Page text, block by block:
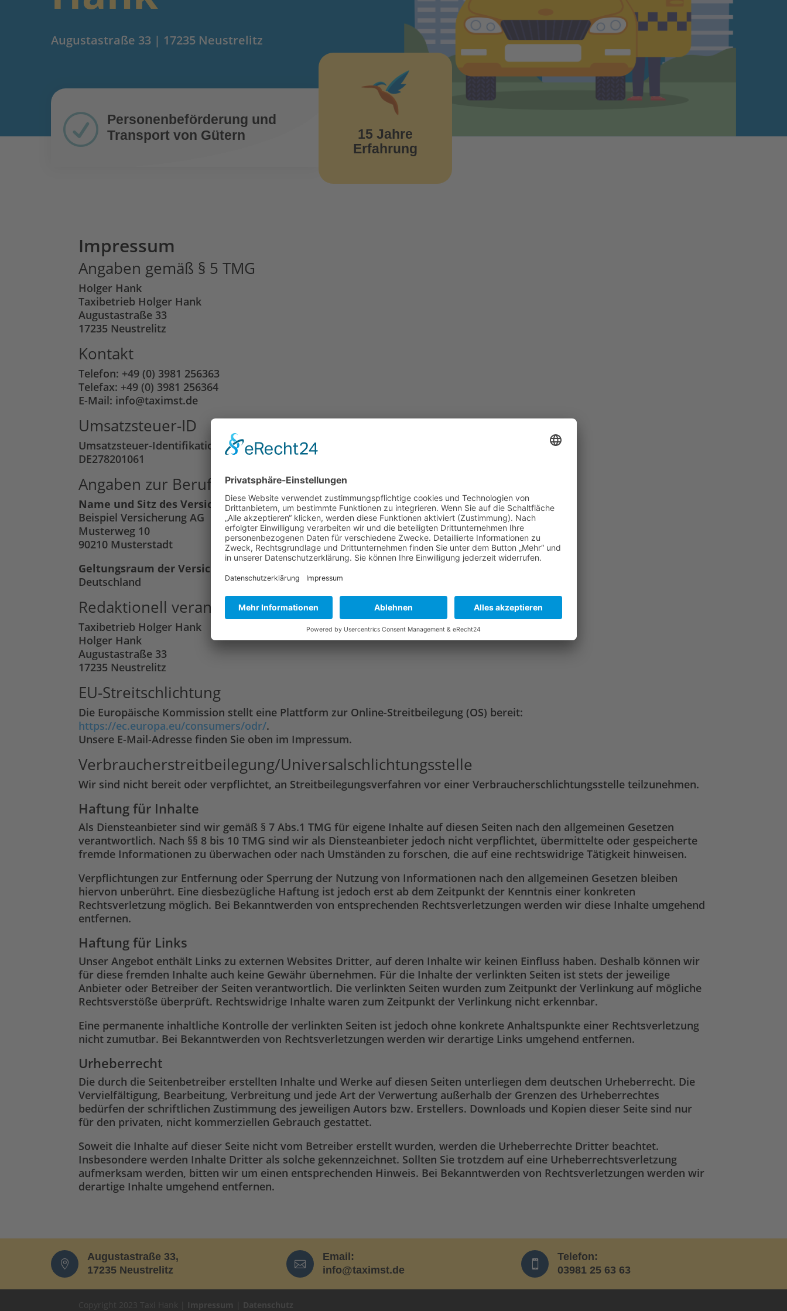
Augustastraße 33 | 17235 Neustrelitz
R
Personenbeförderung und
Transport von Gütern
15 Jahre
Erfahrung
Impressum
Angaben gemäß § 5 TMG
Holger Hank
Taxibetrieb Holger Hank
Augustastraße 33
17235 Neustrelitz
Kontakt
Telefon: +49 (0) 3981 256363
Telefax: +49 (0) 3981 256364
E-Mail: info@taximst.de
Umsatzsteuer-ID
Umsatzsteuer-Identifikationsnummer gemäß § 27 a Umsatzsteuergesetz:
DE278201061
Angaben zur Berufs­haftpflicht­versicherung
Name und Sitz des Versicherers:
Beispiel Versicherung AG
Musterweg 10
90210 Musterstadt
Geltungsraum der Versicherung:
Deutschland
Redaktionell verantwortlich
Taxibetrieb Holger Hank
Holger Hank
Augustastraße 33
17235 Neustrelitz
EU-Streitschlichtung
Die Europäische Kommission stellt eine Plattform zur Online-Streitbeilegung (OS) bereit:
https://ec.europa.eu/consumers/odr/.
Unsere E-Mail-Adresse finden Sie oben im Impressum.
Verbraucher­streit­beilegung/Universal­schlichtungs­stelle
Wir sind nicht bereit oder verpflichtet, an Streitbeilegungsverfahren vor einer Verbraucherschlichtungsstelle teilzunehmen.
Haftung für Inhalte
Als Diensteanbieter sind wir gemäß § 7 Abs.1 TMG für eigene Inhalte auf diesen Seiten nach den allgemeinen Gesetzen
verantwortlich. Nach §§ 8 bis 10 TMG sind wir als Diensteanbieter jedoch nicht verpflichtet, übermittelte oder gespeicherte
fremde Informationen zu überwachen oder nach Umständen zu forschen, die auf eine rechtswidrige Tätigkeit hinweisen.
Verpflichtungen zur Entfernung oder Sperrung der Nutzung von Informationen nach den allgemeinen Gesetzen bleiben
hiervon unberührt. Eine diesbezügliche Haftung ist jedoch erst ab dem Zeitpunkt der Kenntnis einer konkreten
Rechtsverletzung möglich. Bei Bekanntwerden von entsprechenden Rechtsverletzungen werden wir diese Inhalte umgehend
entfernen.
Haftung für Links
Unser Angebot enthält Links zu externen Websites Dritter, auf deren Inhalte wir keinen Einfluss haben. Deshalb können wir
für diese fremden Inhalte auch keine Gewähr übernehmen. Für die Inhalte der verlinkten Seiten ist stets der jeweilige
Anbieter oder Betreiber der Seiten verantwortlich. Die verlinkten Seiten wurden zum Zeitpunkt der Verlinkung auf mögliche
Rechtsverstöße überprüft. Rechtswidrige Inhalte waren zum Zeitpunkt der Verlinkung nicht erkennbar.
Eine permanente inhaltliche Kontrolle der verlinkten Seiten ist jedoch ohne konkrete Anhaltspunkte einer Rechtsverletzung
nicht zumutbar. Bei Bekanntwerden von Rechtsverletzungen werden wir derartige Links umgehend entfernen.
Urheberrecht
Die durch die Seitenbetreiber erstellten Inhalte und Werke auf diesen Seiten unterliegen dem deutschen Urheberrecht. Die
Vervielfältigung, Bearbeitung, Verbreitung und jede Art der Verwertung außerhalb der Grenzen des Urheberrechtes
bedürfen der schriftlichen Zustimmung des jeweiligen Autors bzw. Erstellers. Downloads und Kopien dieser Seite sind nur
für den privaten, nicht kommerziellen Gebrauch gestattet.
Soweit die Inhalte auf dieser Seite nicht vom Betreiber erstellt wurden, werden die Urheberrechte Dritter beachtet.
Insbesondere werden Inhalte Dritter als solche gekennzeichnet. Sollten Sie trotzdem auf eine Urheberrechtsverletzung
aufmerksam werden, bitten wir um einen entsprechenden Hinweis. Bei Bekanntwerden von Rechtsverletzungen werden wir
derartige Inhalte umgehend entfernen.

Augustastraße 33,
17235 Neustrelitz

Email:
info@taximst.de

Telefon:
03981 25 63 63
Copyright 2023 Taxi Hank | Impressum Datenschutz